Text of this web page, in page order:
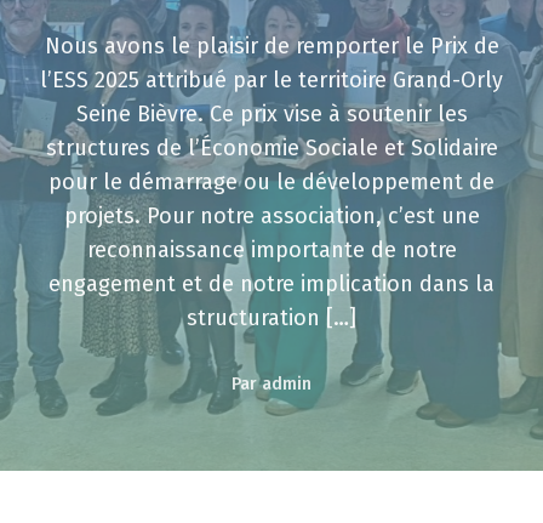
Nous avons le plaisir de remporter le Prix de
l’ESS 2025 attribué par le territoire Grand-Orly
Seine Bièvre. Ce prix vise à soutenir les
structures de l’Économie Sociale et Solidaire
pour le démarrage ou le développement de
projets. Pour notre association, c’est une
reconnaissance importante de notre
engagement et de notre implication dans la
structuration […]
Par admin